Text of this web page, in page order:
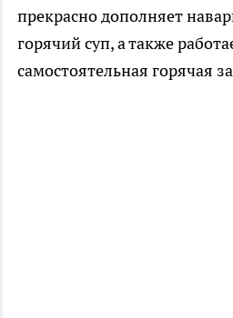
прекрасно дополняет
горячий суп, а также
самостоятельная горячая